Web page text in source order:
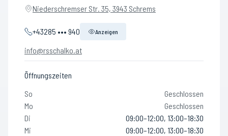
Niederschremser Str. 35, 3943 Schrems
+43285 ••• 940 Anzeigen
info@rsschalko.at
Öffnungszeiten
So
Geschlossen
Mo
Geschlossen
Di
09:00–12:00, 13:00–18:30
Mi
09:00–12:00, 13:00–18:30